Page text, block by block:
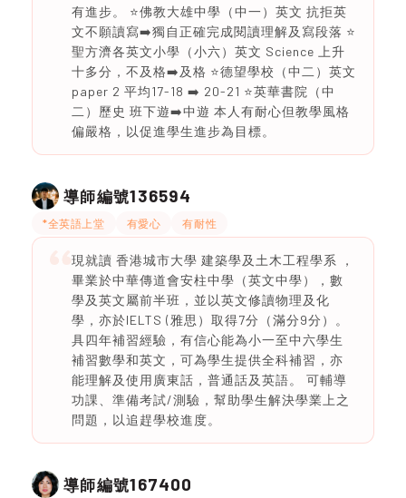
有進步。 ⭐️佛教大雄中學（中一）英文 抗拒英
文不願讀寫➡️獨自正確完成閱讀理解及寫段落 ⭐️
聖方濟各英文小學（小六）英文 Science 上升
十多分，不及格➡️及格 ⭐️德望學校（中二）英文
paper 2 平均17-18 ➡️ 20-21 ⭐️英華書院（中
二）歷史 班下遊➡️中遊 本人有耐心但教學風格
偏嚴格，以促進學生進步為目標。
導師編號136594
*全英語上堂 有愛心 有耐性
現就讀 香港城市大學 建築學及土木工程學系 ，
畢業於中華傳道會安柱中學（英文中學），數
學及英文屬前半班，並以英文修讀物理及化
學，亦於IELTS (雅思）取得7分（滿分9分）。
具四年補習經驗，有信心能為小一至中六學生
補習數學和英文，可為學生提供全科補習，亦
能理解及使用廣東話，普通話及英語。 可輔導
功課、準備考試/測驗，幫助學生解決學業上之
問題，以追趕學校進度。
導師編號167400